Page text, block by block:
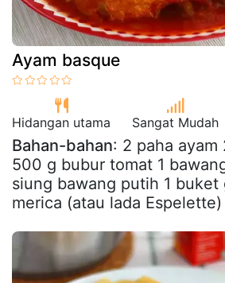
Ayam basque
Hidangan utama Sangat Mudah
Bahan-bahan: 2 paha ayam
500 g bubur tomat 1
siung bawang putih 1 buket
merica (atau lada